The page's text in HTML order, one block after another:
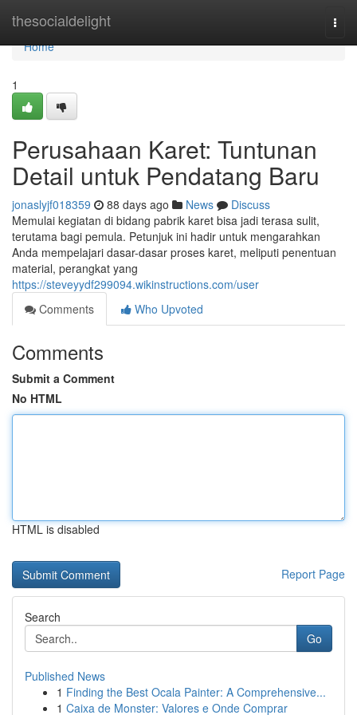
thesocialdelight
Home
Home
1
Perusahaan Karet: Tuntunan
Detail untuk Pendatang Baru
jonaslyjf018359 88 days ago News
Discuss
Memulai kegiatan di bidang pabrik karet bisa jadi terasa sulit,
terutama bagi pemula. Petunjuk ini hadir untuk mengarahkan
Anda mempelajari dasar-dasar proses karet, meliputi penentuan
material, perangkat yang
https://steveyydf299094.wikinstructions.com/user
Comments
Who Upvoted
Comments
Submit a Comment
No HTML
HTML is disabled
Report Page
Search
Go
Published News
1 Finding the Best Ocala Painter: A Comprehensive...
1 Caixa de Monster: Valores e Onde Comprar